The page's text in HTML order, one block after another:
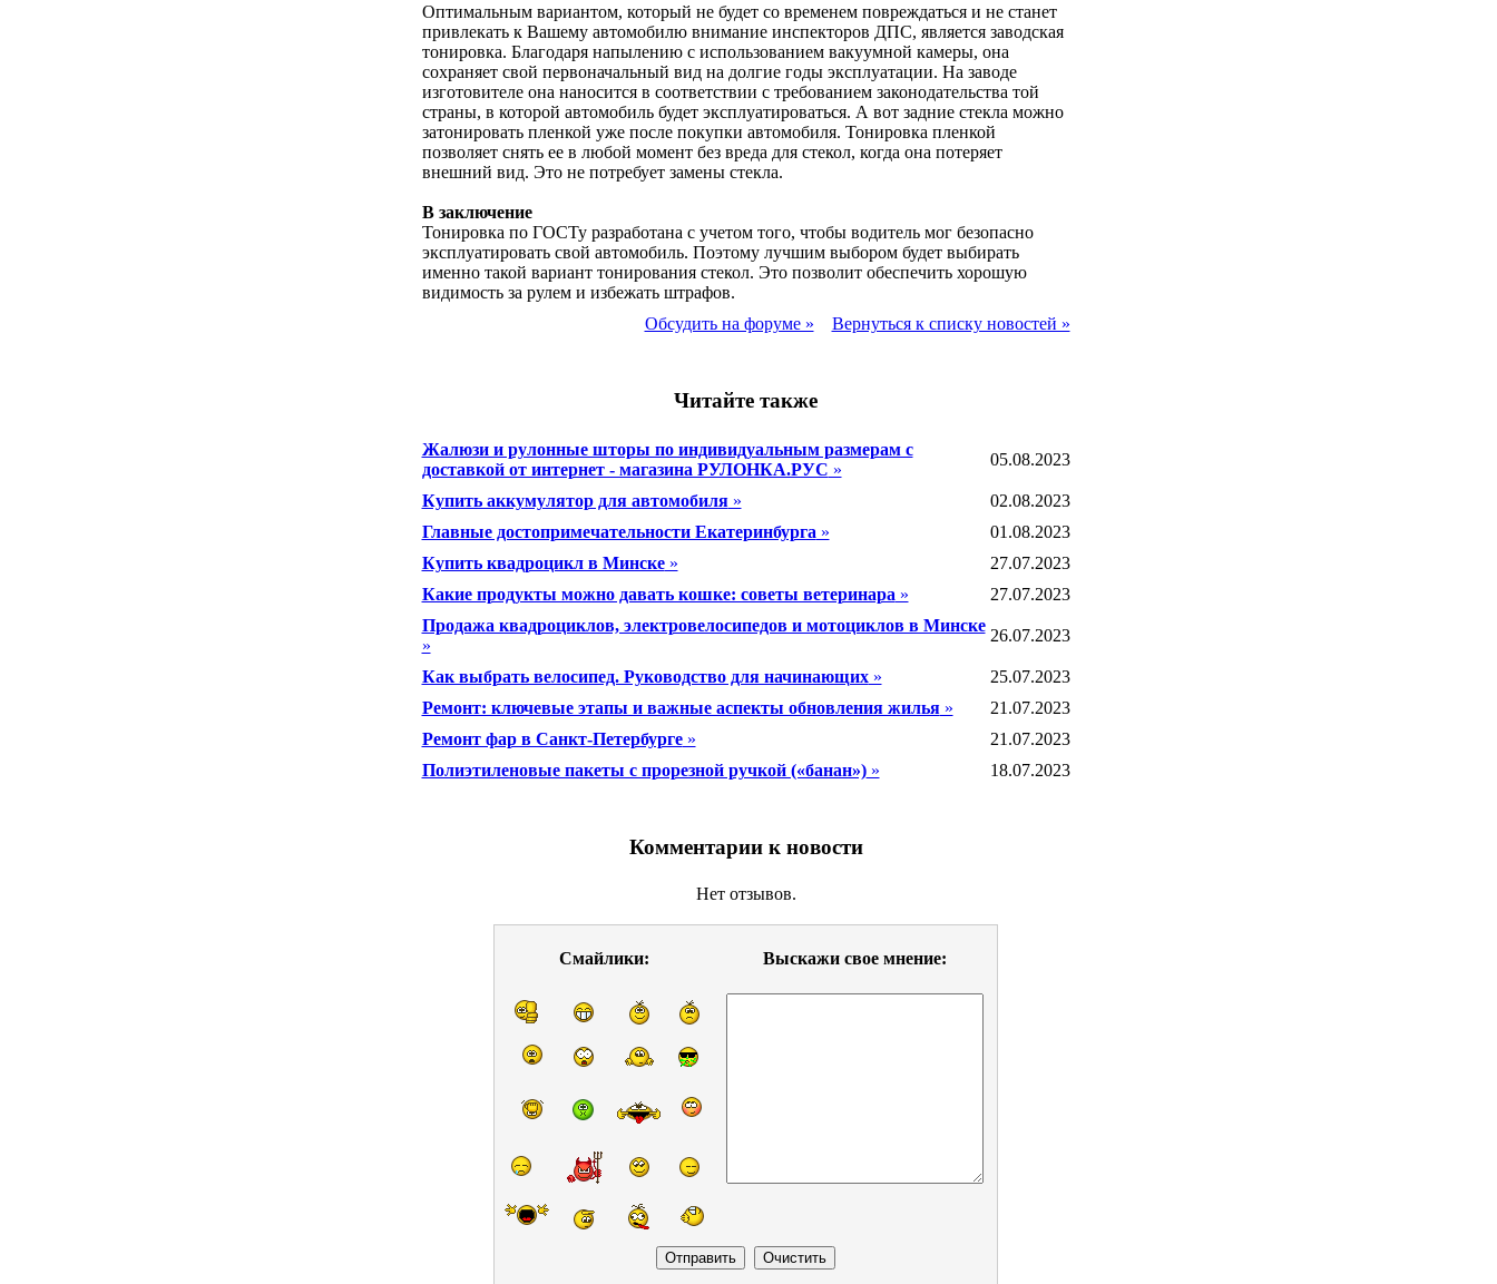
Оптимальным вариантом, который не будет со временем повреждаться и не станет
привлекать к Вашему автомобилю внимание инспекторов ДПС, является заводская
тонировка. Благодаря напылению с использованием вакуумной камеры, она
сохраняет свой первоначальный вид на долгие годы эксплуатации. На заводе
изготовителе она наносится в соответствии с требованием законодательства той
страны, в которой автомобиль будет эксплуатироваться. А вот задние стекла можно
затонировать пленкой уже после покупки автомобиля. Тонировка пленкой
позволяет снять ее в любой момент без вреда для стекол, когда она потеряет
внешний вид. Это не потребует замены стекла.
В заключение
Тонировка по ГОСТу разработана с учетом того, чтобы водитель мог безопасно
эксплуатировать свой автомобиль. Поэтому лучшим выбором будет выбирать
именно такой вариант тонирования стекол. Это позволит обеспечить хорошую
видимость за рулем и избежать штрафов.
Обсудить на форуме »
Вернуться к списку новостей »
Читайте также
Жалюзи и рулонные шторы по индивидуальным размерам с
доставкой от интернет - магазина РУЛОНКА.РУС »
05.08.2023
Купить аккумулятор для автомобиля»
02.08.2023
Главные достопримечательности Екатеринбурга »
01.08.2023
Купить квадроцикл в Минске»
27.07.2023
Какие продукты можно давать кошке: советы ветеринара »
27.07.2023
Продажа квадроциклов, электровелосипедов и мотоциклов в Минске
»
26.07.2023
Как выбрать велосипед. Руководство для начинающих»
25.07.2023
Ремонт: ключевые этапы и важные аспекты обновления жилья»
21.07.2023
Ремонт фар в Санкт-Петербурге»
21.07.2023
Полиэтиленовые пакеты с прорезной ручкой («банан»)» 18.07.2023
Комментарии к новости
Нет отзывов.
Смайлики: Выскажи свое мнение: